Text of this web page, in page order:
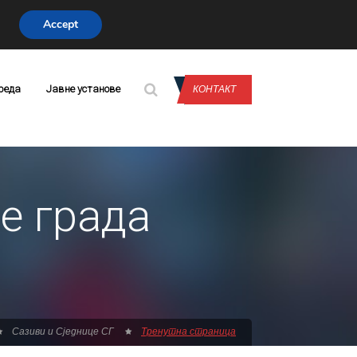
Јавне установе КОНТАКТ
града
Сазиви и Сједнице СГ Тренутна страница
Accept